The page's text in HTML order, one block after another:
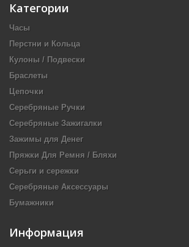
Категории
Часы
Перстни и Кольца
Кулоны / Подвески
Браслеты
Цепочки
Серебряные Ручки
Серебряные Зажигалки
Зажимы для Денег
Пряжки Для Ремня / Бляхи
Серьги и сережки
Серебряные Аксессуары
Бумажники
Информация